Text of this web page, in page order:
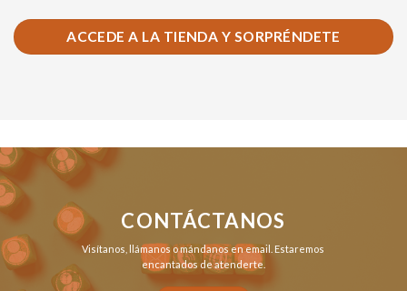
ACCEDE A LA TIENDA Y SORPRÉNDETE
CONTÁCTANOS
Visítanos, llámanosomándanos en email . Estaremos
encantados de atenderte.